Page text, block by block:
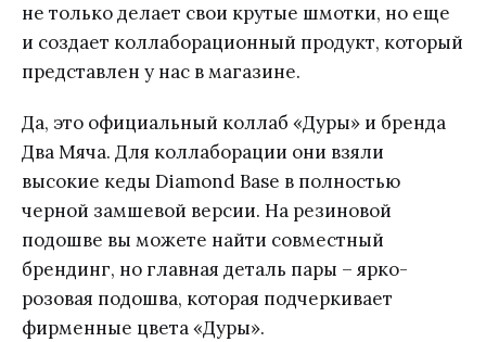
не только делает свои крутые шмотки, но еще
и создает коллаборационный продукт, который
представлен у нас в магазине.
Да, это официальный коллаб «Дуры» и бренда
Два Мяча. Для коллаборации они взяли
высокие кеды Diamond Base в полностью
черной замшевой версии. На резиновой
подошве вы можете найти совместный
брендинг, но главная деталь пары – ярко-
розовая подошва, которая подчеркивает
фирменные цвета «Дуры».